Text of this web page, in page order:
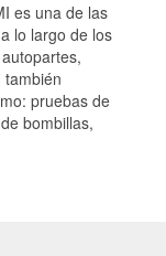
es una de las
lo largo de los
también
pruebas de
bombillas,